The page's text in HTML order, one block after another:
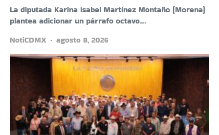
La diputada Karina Isabel Martínez Montaño (Morena)
plantea adicionar un párrafo octavo…
NotiCDMX
agosto 8, 2026